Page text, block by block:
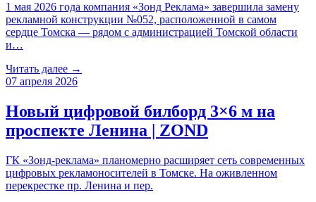
1 мая 2026 года компания «Зонд Реклама» завершила замену
рекламной конструкции №052, расположенной в самом
сердце Томска — рядом с администрацией Томской области
и…
Читать далее →
07 апреля 2026
Новый цифровой билборд 3×6 м на
проспекте Ленина | ZOND
ГК «Зонд-реклама» планомерно расширяет сеть современных
цифровых рекламоносителей в Томске. На оживленном
перекрестке пр. Ленина и пер.